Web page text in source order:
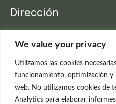
We value your privacy
Utilizamos las cookies
funcionamiento, optimización y
web. No utilizamos cookies de
Analytics para elaborar
Dirección
C/Claudio Coello, 19 -
699 595 619